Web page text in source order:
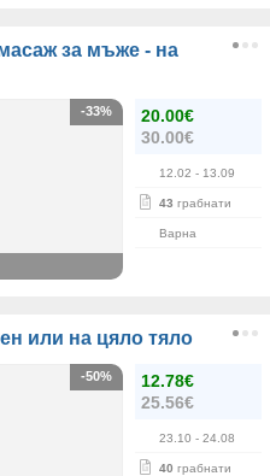
за мъже - на
20.00€
30.00€
12.02 - 13.09
43 грабнати
Варна
-33%
или на цяло тяло
12.78€
25.56€
23.10 - 24.08
40 грабнати
-50%